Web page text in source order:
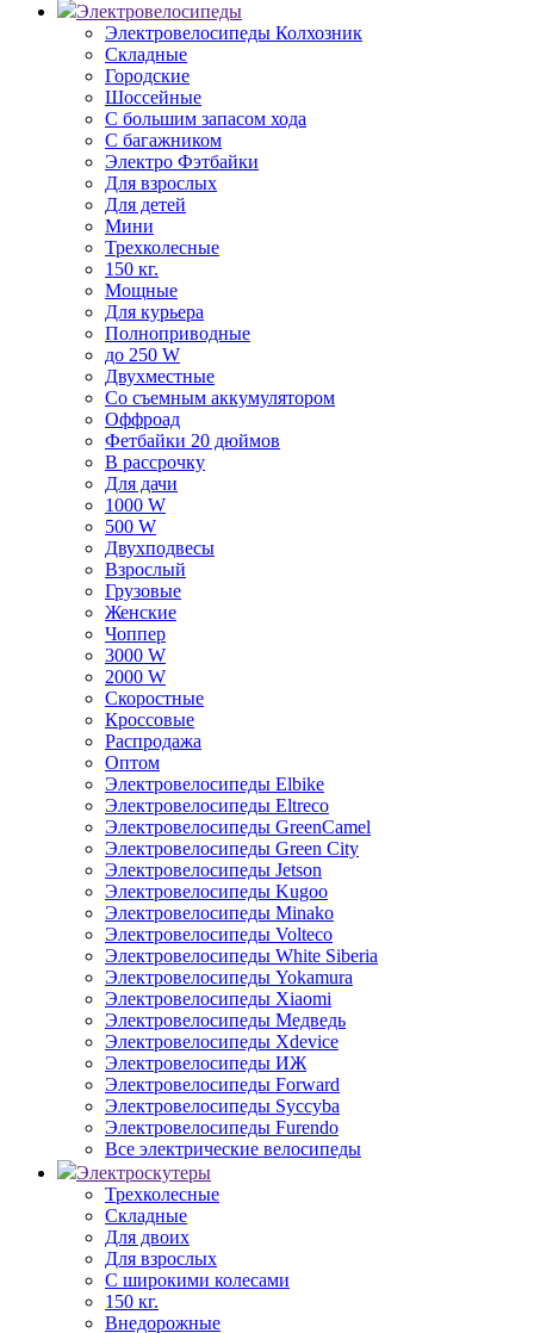
Электровелосипеды
Электровелосипеды Колхозник
Складные
Городские
Шоссейные
С большим запасом хода
С багажником
Электро Фэтбайки
Для взрослых
Для детей
Мини
Трехколесные
150 кг.
Мощные
Для курьера
Полноприводные
до 250 W
Двухместные
Со съемным аккумулятором
Оффроад
Фетбайки 20 дюймов
В рассрочку
Для дачи
1000 W
500 W
Двухподвесы
Взрослый
Грузовые
Женские
Чоппер
3000 W
2000 W
Скоростные
Кроссовые
Распродажа
Оптом
Электровелосипеды Elbike
Электровелосипеды Eltreco
Электровелосипеды GreenCamel
Электровелосипеды Green City
Электровелосипеды Jetson
Электровелосипеды Kugoo
Электровелосипеды Minako
Электровелосипеды Volteco
Электровелосипеды White Siberia
Электровелосипеды Yokamura
Электровелосипеды Xiaomi
Электровелосипеды Медведь
Электровелосипеды Xdevice
Электровелосипеды ИЖ
Электровелосипеды Forward
Электровелосипеды Syccyba
Электровелосипеды Furendo
Все электрические велосипеды
Электроскутеры
Трехколесные
Складные
Для двоих
Для взрослых
С широкими колесами
150 кг.
Внедорожные